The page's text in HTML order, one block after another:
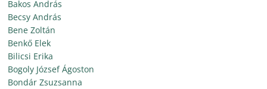
Bakos András
Becsy András
Bene Zoltán
Benkő Elek
Bilicsi Erika
Bogoly József Ágoston
Bondár Zsuzsanna